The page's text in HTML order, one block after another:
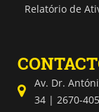
Relatório de
Av. Dr.
34 | 2670-405